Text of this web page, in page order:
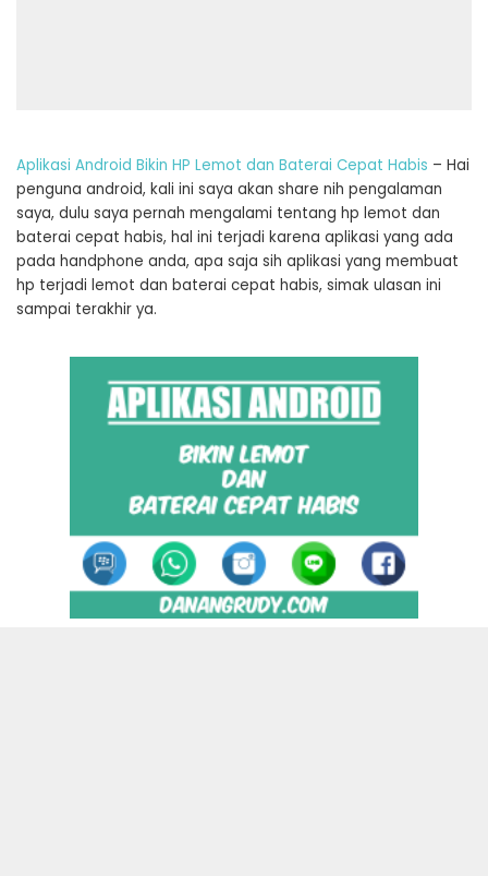
Aplikasi Android Bikin HP Lemot dan Baterai Cepat Habis – Hai
penguna android, kali ini saya akan share nih pengalaman
saya, dulu saya pernah mengalami tentang hp lemot dan
baterai cepat habis, hal ini terjadi karena aplikasi yang ada
pada handphone anda, apa saja sih aplikasi yang membuat
hp terjadi lemot dan baterai cepat habis, simak ulasan ini
sampai terakhir ya.